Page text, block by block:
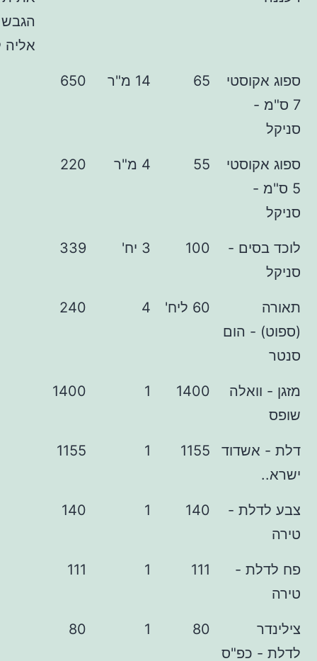
הגבש, הצמדתי
65 14 מ"ר 650
55 4 מ"ר 220
-
100 3 יח' 339
הום
60 ליח' 4
240
1400
1
1400
1155
1
1155
-
140
1
140
-
111
1
111
80
1
80